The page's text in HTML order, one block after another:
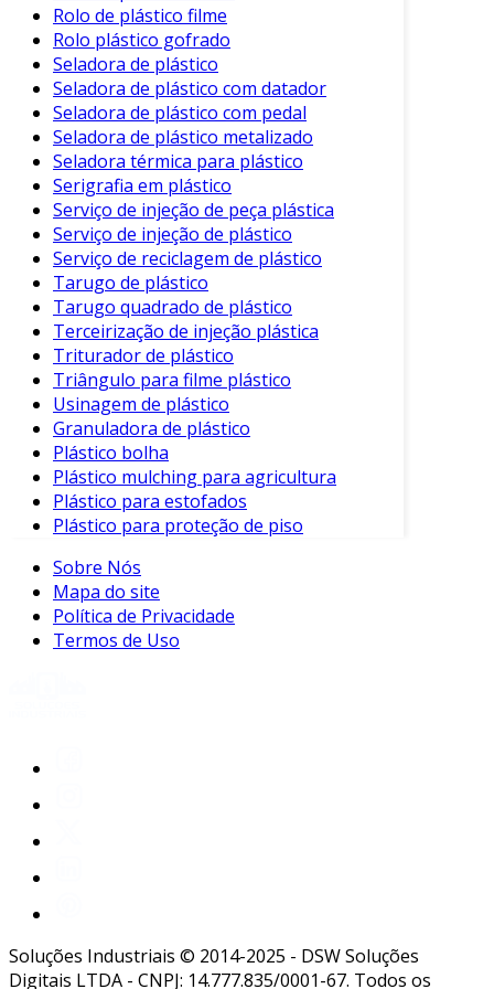
perca a oportunidade de fazer parte de um
futuro mais sustentável e eficiente!
Rolo de plástico filme
Rolo plástico gofrado
Seladora de plástico
Seladora de plástico com datador
Seladora de plástico com pedal
Seladora de plástico metalizado
Seladora térmica para plástico
Serigrafia em plástico
Serviço de injeção de peça plástica
Serviço de injeção de plástico
Serviço de reciclagem de plástico
Tarugo de plástico
Tarugo quadrado de plástico
Terceirização de injeção plástica
Triturador de plástico
Triângulo para filme plástico
Usinagem de plástico
Granuladora de plástico
Plástico bolha
Plástico mulching para agricultura
Plástico para estofados
Plástico para proteção de piso
Sobre Nós
Mapa do site
Política de Privacidade
Termos de Uso
Soluções Industriais © 2014-2025 - DSW Soluções
Digitais LTDA - CNPJ: 14.777.835/0001-67. Todos os